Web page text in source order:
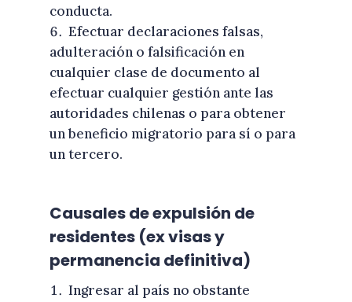
conducta.
Efectuar declaraciones falsas,
adulteración o falsificación en
cualquier clase de documento al
efectuar cualquier gestión ante las
autoridades chilenas o para obtener
un beneficio migratorio para sí o para
un tercero.
Causales de expulsión de
residentes (ex visas y
permanencia definitiva)
Ingresar al país no obstante